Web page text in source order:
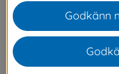
invånare.
Godkänn